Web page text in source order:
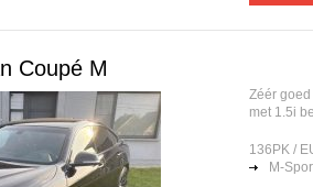
Coupé M
Zéér
met 1.5i
136PK /
M-